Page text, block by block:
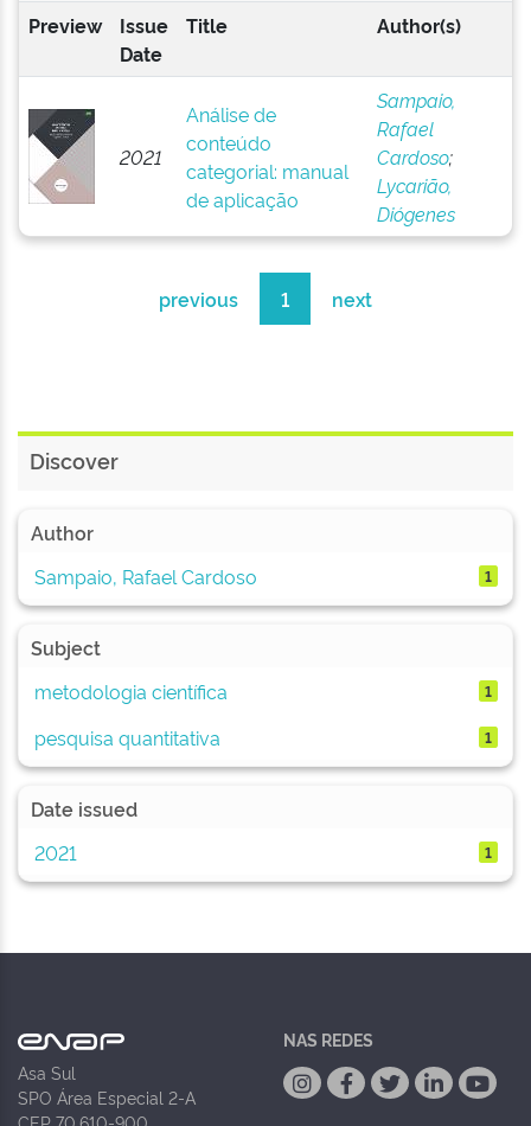
Preview
Issue
Date
Title Author(s)
2021
Análise de
conteúdo
categorial: manual
de aplicação
Sampaio,
Rafael
Cardoso;
Lycarião,
Diógenes
previous 1 next
Discover
Author
Sampaio, Rafael Cardoso
1
Subject
metodologia científica
1
pesquisa quantitativa 1
Date issued
2021
1
Asa Sul
SPO Área Especial 2-A
NAS REDES